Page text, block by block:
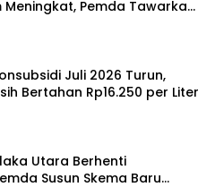
Meningkat, Pemda Tawarkan
Juli 2026 Turun,
Bertahan Rp16.250 per Liter
Utara Berhenti
Susun Skema Baru